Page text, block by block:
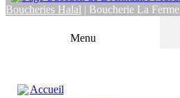
Boucheries Halal | Boucherie La Ferme
Menu
Accueil